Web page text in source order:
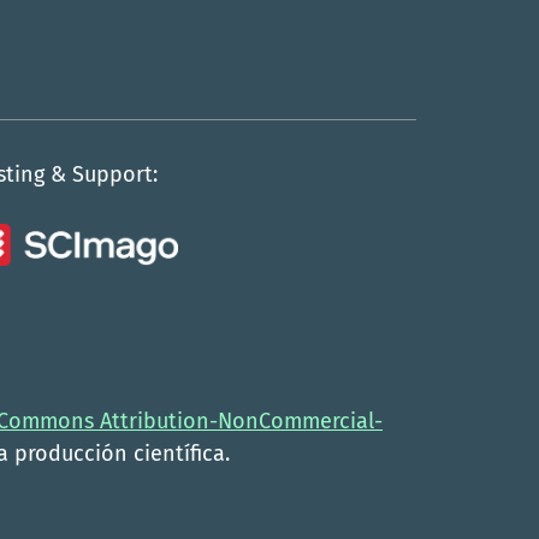
& Support:
Attribution-NonCommercial-
producción científica.